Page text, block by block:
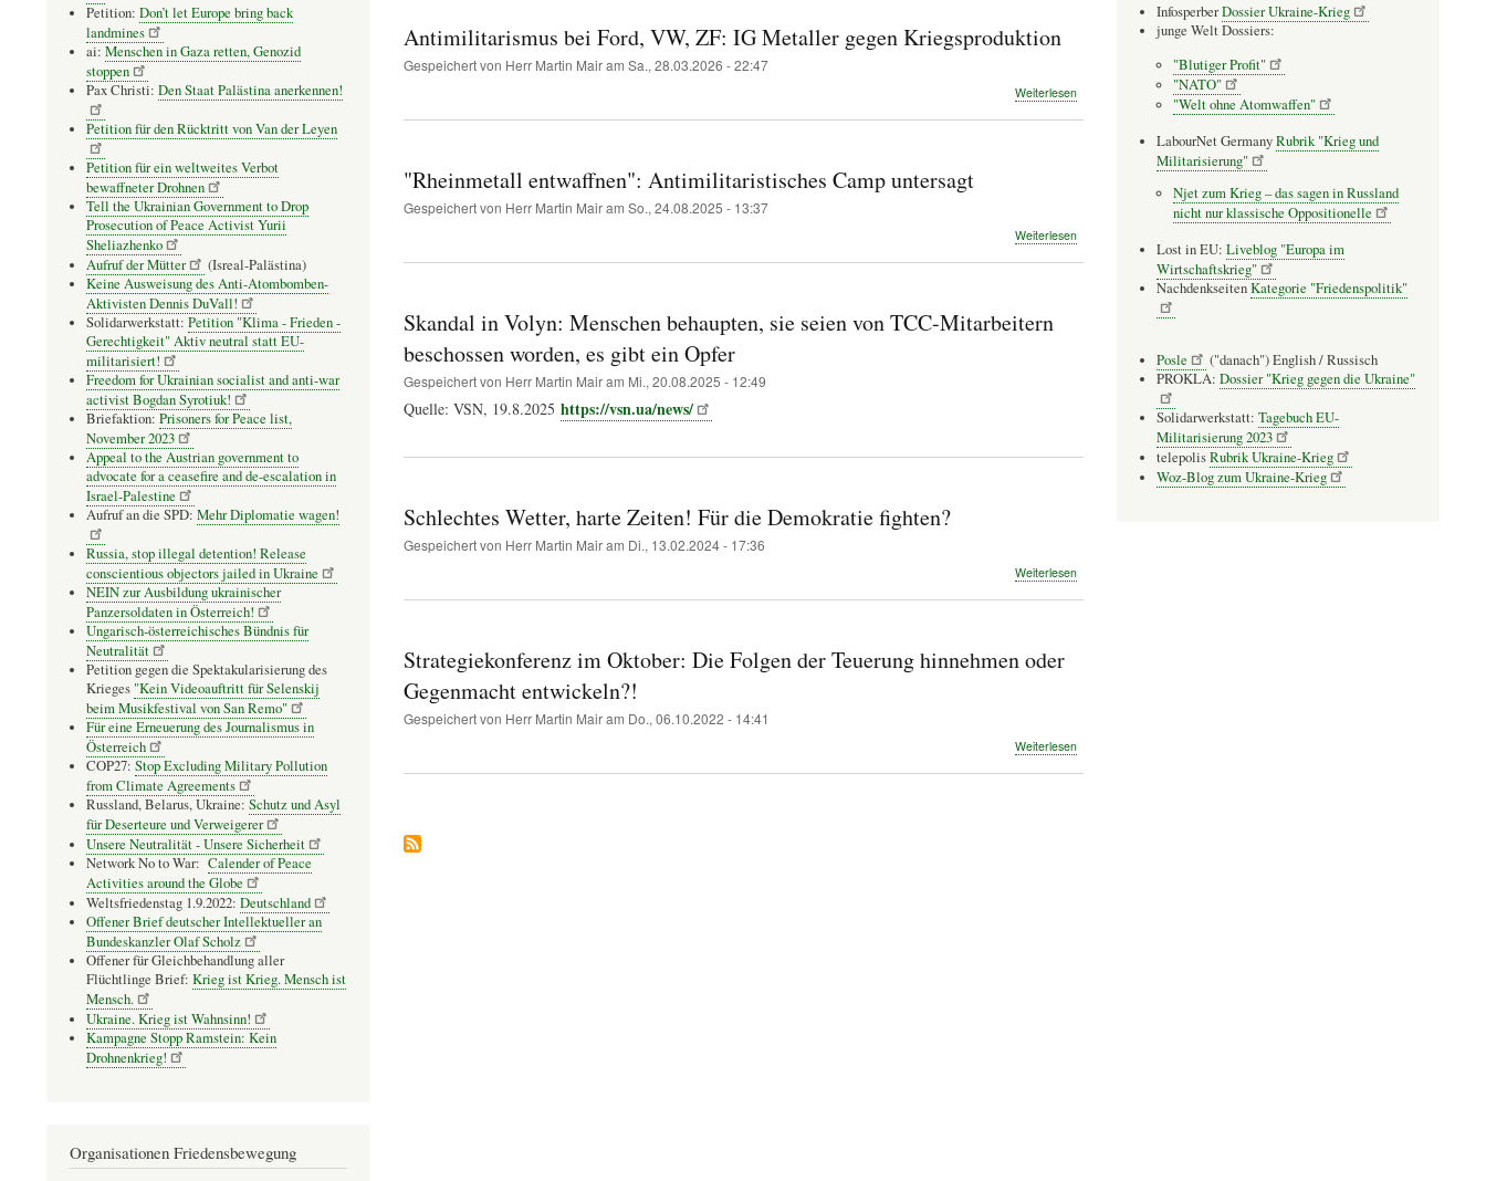
Antimilitarismus bei Ford, VW, ZF: IG Metaller gegen Kriegsproduktion
Gespeichert von Herr Martin Mairam Sa., 28.03.2026 - 22:47
Weiterlesen
Antimilitarismus
Kriegsproduktion
"Rheinmetall entwaffnen": Antimilitaristisches Camp untersagt
Gespeichert von Herr Martin Mairam So., 24.08.2025 - 13:37
Weiterlesen
"Rheinmetall
Antimilitaristisches
Skandal in Volyn: Menschen behaupten, sie seien von TCC-Mitarbeitern
beschossen worden, es gibt ein Opfer
Gespeichert von Herr Martin Mairam Mi., 20.08.2025 - 12:49
Quelle: VSN, 19.8.2025 https://vsn.ua/news/
Schlechtes Wetter, harte Zeiten! Für die Demokratie fighten?
Gespeichert von Herr Martin Mairam Di., 13.02.2024 - 17:36
Weiterlesen
Strategiekonferenz im Oktober: Die Folgen der Teuerung hinnehmen oder
Gegenmacht entwickeln?!
Gespeichert von Herr Martin Mairam Do., 06.10.2022 - 14:41
Weiterlesen
Petition: Don’t let Europe bring back
landmines
ai: Menschen in Gaza retten, Genozid
stoppen
Pax Christi: Den Staat Palästina anerkennen!
Petition für den Rücktritt von Van der Leyen
Petition für ein weltweites Verbot
bewaffneter Drohnen
Tell the Ukrainian Government to Drop
Prosecution of Peace Activist Yurii
Sheliazhenko
Aufruf der Mütter
(Isreal-Palästina)
Keine Ausweisung des Anti-Atombomben-
Aktivisten Dennis DuVall!
Solidarwerkstatt: Petition "Klima - Frieden -
Gerechtigkeit" Aktiv neutral statt EU-
militarisiert!
Freedom for Ukrainian socialist and anti-war
activist Bogdan Syrotiuk!
Briefaktion: Prisoners for Peace list,
November 2023
Appeal to the Austrian government to
advocate for a ceasefire and de-escalation in
Israel-Palestine
Aufruf an die SPD: Mehr Diplomatie wagen!
Russia, stop illegal detention! Release
conscientious objectors jailed in Ukraine
NEIN zur Ausbildung ukrainischer
Panzersoldaten in Österreich!
Ungarisch-österreichisches Bündnis für
Neutralität
Petition gegen die Spektakularisierung des
Krieges "Kein Videoauftritt für Selenskij
beim Musikfestival von San Remo"
Für eine Erneuerung des Journalismus in
Österreich
COP27: Stop Excluding Military Pollution
from Climate Agreements
Russland, Belarus, Ukraine: Schutz und Asyl
für Deserteure und Verweigerer
Unsere Neutralität - Unsere Sicherheit
Network No to War: Calender of Peace
Activities around the Globe
Weltsfriedenstag 1.9.2022: Deutschland
Offener Brief deutscher Intellektueller an
Bundeskanzler Olaf Scholz
Offener für Gleichbehandlung aller
Flüchtlinge Brief: Krieg ist Krieg. Mensch ist
Mensch.
Ukraine. Krieg ist Wahnsinn!
Kampagne Stopp Ramstein: Kein
Drohnenkrieg!
Organisationen Friedensbewegung
InfosperberDossier Ukraine-Krieg
junge Welt Dossiers:
"Blutiger Profit"
"NATO"
"Welt ohne Atomwaffen"
LabourNet GermanyRubrik "Krieg und
Militarisierung"
Njet zum Krieg – das sagen in Russland
nicht nur klassische Oppositionelle
Lost in EU: Liveblog "Europa im
Wirtschaftskrieg"
NachdenkseitenKategorie "Friedenspolitik"
Posle
("danach") English / Russisch
PROKLA: Dossier "Krieg gegen die Ukraine"
Solidarwerkstatt: Tagebuch EU-
Militarisierung 2023
telepolisRubrik Ukraine-Krieg
Woz-Blog zum Ukraine-Krieg